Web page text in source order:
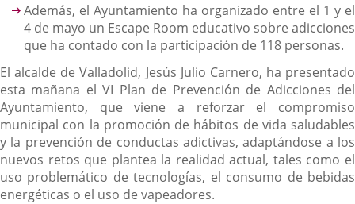
Además, el Ayuntamiento ha organizado entre el 1 y el
4 de mayo un Escape Room educativo sobre adicciones
que ha contado con la participación de 118 personas.
El alcalde de Valladolid, Jesús Julio Carnero, ha presentado
esta mañana el VI Plan de Prevención de Adicciones del
Ayuntamiento, que viene a reforzar el compromiso
municipal con la promoción de hábitos de vida saludables
y la prevención de conductas adictivas, adaptándose a los
nuevos retos que plantea la realidad actual, tales como el
uso problemático de tecnologías, el consumo de bebidas
energéticas o el uso de vapeadores.